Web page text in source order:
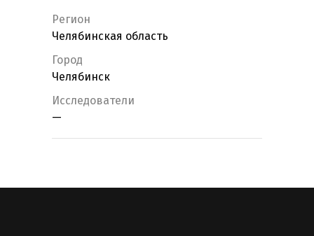
Регион
Челябинская область
Город
Челябинск
Исследователи
—